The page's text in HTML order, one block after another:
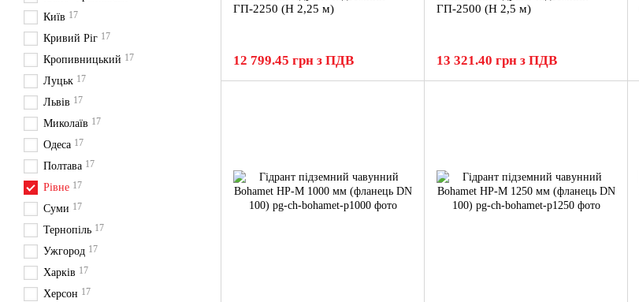
ГП-2250 (H 2,25 м)
12 799.45 грн з ПДВ
ГП-2500 (H 2,5 м)
13 321.40 грн з ПДВ
Київ 17
Кривий Ріг 17
Кропивницький 17
Луцьк 17
Львів 17
Миколаїв 17
Одеса 17
Полтава 17
Рівне 17
Суми 17
Тернопіль 17
Ужгород 17
Харків 17
Херсон 17